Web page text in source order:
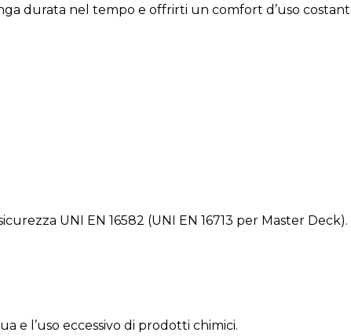
durata nel tempo e offrirti un comfort d’uso
UNI EN 16582 (UNI EN 16713 per Master Deck).
e l’uso eccessivo di prodotti chimici.